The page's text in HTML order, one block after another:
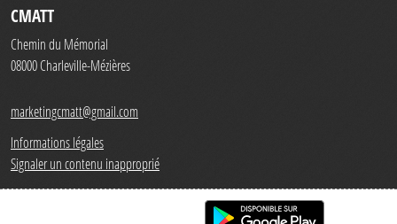
CMATT
Chemin du Mémorial
08000Charleville-Mézières
marketingcmatt@gmail.com
Informations légales
Signaler un contenu inapproprié